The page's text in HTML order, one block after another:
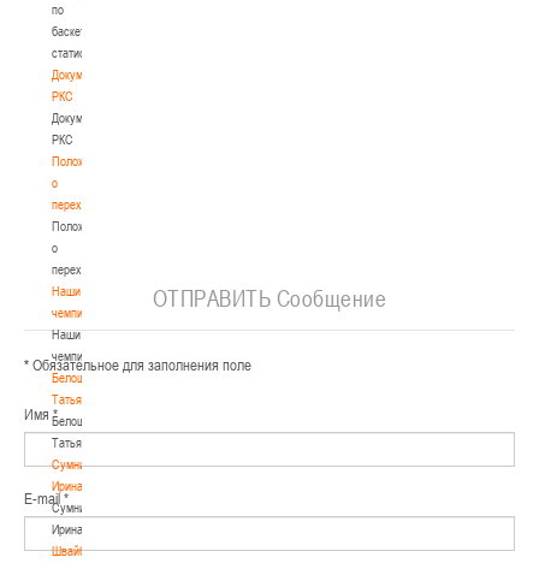
по
баскетбольной
статистике
Документы
РКС
Документы
РКС
Положение
о
переходах
Положение
о
переходах
Наши
чемпионы
Наши
чемпионы
Белошапко
Татьяна
Белошапко
Татьяна
Сумникова
Ирина
Сумникова
Ирина
Швайбович
ОТПРАВИТЬ Сообщение
* Обязательное для заполнения поле
Имя *
E-mail*